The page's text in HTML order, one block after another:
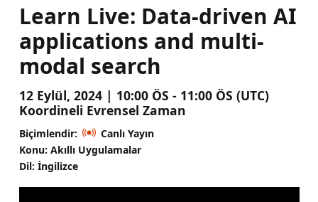
Learn Live: Data-driven AI
applications and multi-
modal search
12 Eylül, 2024 | 10:00 ÖS - 11:00 ÖS (UTC)
Koordineli Evrensel Zaman
Biçimlendir:
Canlı Yayın
Konu: Akıllı Uygulamalar
Dil: İngilizce